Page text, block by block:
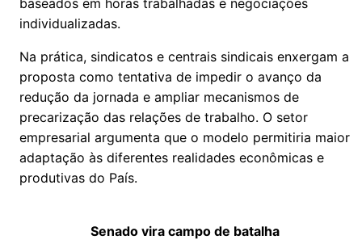
baseados em horas trabalhadas e negociações
individualizadas.
Na prática, sindicatos e centrais sindicais enxergam a
proposta como tentativa de impedir o avanço da
redução da jornada e ampliar mecanismos de
precarização das relações de trabalho. O setor
empresarial argumenta que o modelo permitiria maior
adaptação às diferentes realidades econômicas e
produtivas do País.
Senado vira campo de batalha